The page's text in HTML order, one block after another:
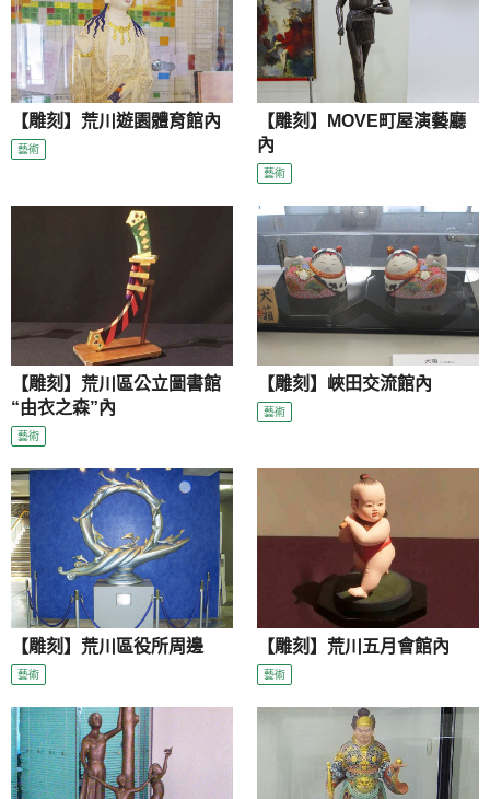
【雕刻】荒川遊園體育館內
藝術
【雕刻】MOVE町屋演藝廳
內
藝術
【雕刻】荒川區公立圖書館
“由衣之森”內
藝術
【雕刻】峽田交流館內
藝術
【雕刻】荒川區役所周邊
藝術
【雕刻】荒川五月會館內
藝術